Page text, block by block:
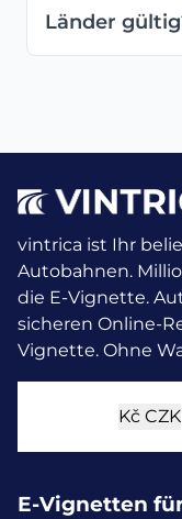
Länder
vintrica ist Ihr
Autobahnen.
die E-Vignette.
sicheren Online-
Vignette. Ohne
Kč CZK
E-Vignetten